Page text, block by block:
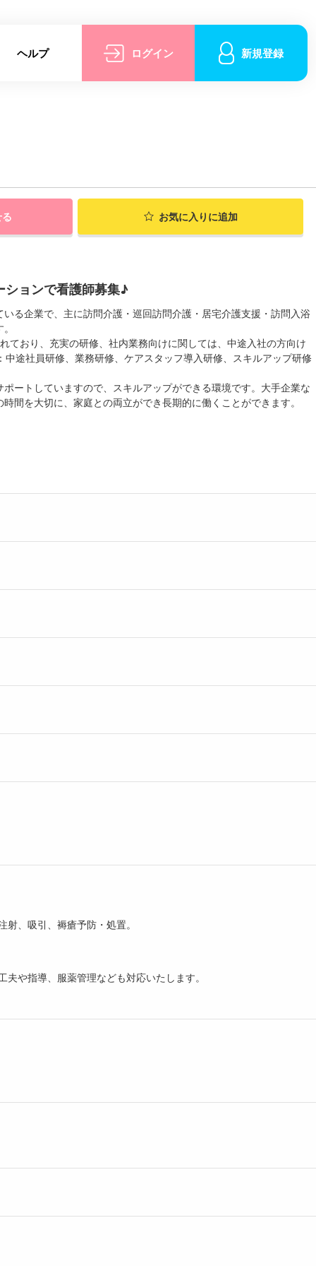
ヘルプ ログイン 新規登録
お気に入りに追加
ョンで看護師募集♪
る企業で、主に訪問介護・巡回訪問介護・居宅介護支援・訪問入浴
おり、充実の研修、社内業務向けに関しては、中途入社の方向け
途社員研修、業務研修、ケアスタッフ導入研修、スキルアップ研修
ートしていますので、スキルアップができる環境です。大手企業な
間を大切に、家庭との両立ができ長期的に働くことができます。
、吸引、褥瘡予防・処置。
や指導、服薬管理なども対応いたします。